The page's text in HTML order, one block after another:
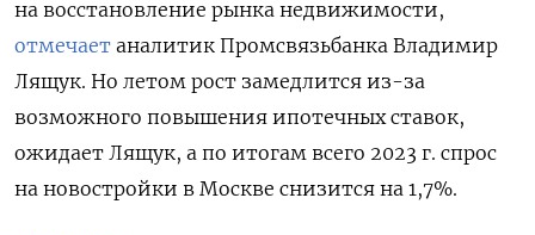
на восстановление рынка недвижимости,
отмечает аналитик Промсвязьбанка Владимир
Лящук. Но летом рост замедлится из-за
возможного повышения ипотечных ставок,
ожидает Лящук, а по итогам всего 2023 г. спрос
на новостройки в Москве снизится на 1,7%.